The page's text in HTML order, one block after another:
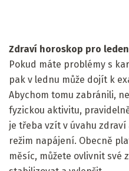
Zdraví horoskop pro leden
Pokud máte problémy s
pak v lednu může dojít k
Abychom tomu zabránili,
fyzickou aktivitu,
je třeba vzít v úvahu
režim napájení. Obecně
měsíc, můžete ovlivnit své